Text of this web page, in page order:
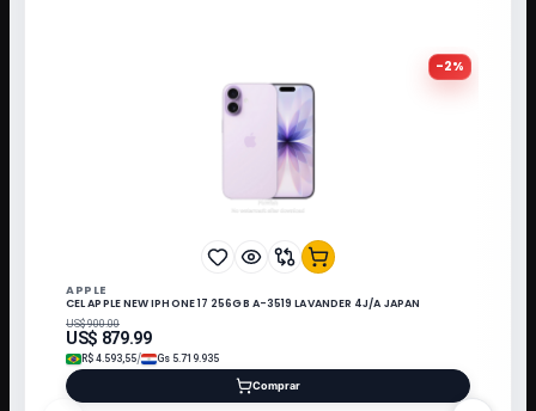
-2%
APPLE
CEL APPLE NEW IPHONE 17 256GB A-3519 LAVANDER 4J/A JAPAN
US$900.00
US$ 879.99
R$ 4.593,55/ Gs 5.719.935
Comprar